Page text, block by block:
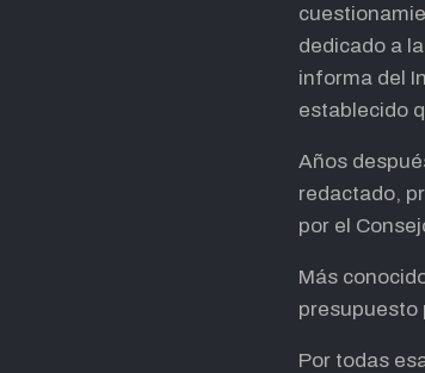
dedicado a
informa del
establecido
Años
redactado,
por el
Más
presupuesto
Por todas